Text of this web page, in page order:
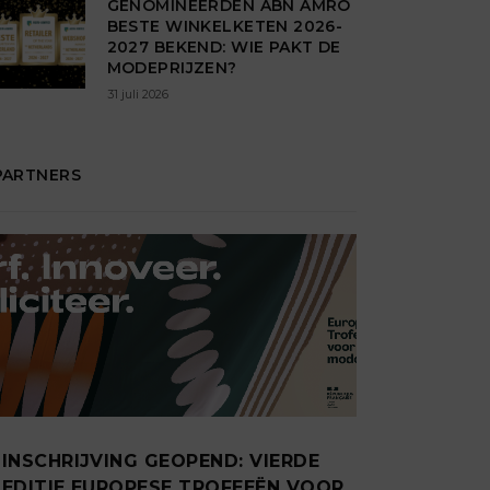
GENOMINEERDEN ABN AMRO
BESTE WINKELKETEN 2026-
2027 BEKEND: WIE PAKT DE
MODEPRIJZEN?
31 juli 2026
PARTNERS
INSCHRIJVING GEOPEND: VIERDE